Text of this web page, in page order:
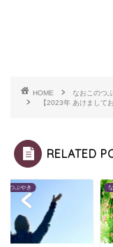
HOME
なおこのつ
【2023年 あけまして
RELATED
のつぶやき